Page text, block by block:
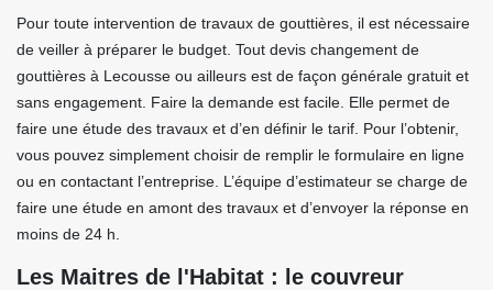
Pour toute intervention de travaux de gouttières, il est nécessaire
de veiller à préparer le budget. Tout devis changement de
gouttières à Lecousse ou ailleurs est de façon générale gratuit et
sans engagement. Faire la demande est facile. Elle permet de
faire une étude des travaux et d’en définir le tarif. Pour l’obtenir,
vous pouvez simplement choisir de remplir le formulaire en ligne
ou en contactant l’entreprise. L’équipe d’estimateur se charge de
faire une étude en amont des travaux et d’envoyer la réponse en
moins de 24 h.
Les Maitres de l'Habitat : le couvreur